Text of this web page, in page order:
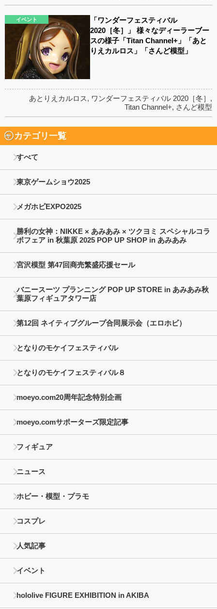
イベント
「ワンダーフェスティバル
2020［冬］」 様々なディーラーブー
スの様子「Titan Channel+」「あと
りえカルロス」「さんど模型」
あとりえカルロス, ワンダーフェスティバル 2020［冬］ ,
Titan Channel+, さんど模型
カテゴリ一覧
すべて
東京ゲームショウ2025
メガホビEXPO2025
勝利の女神：NIKKE × あみあみ × ツクヨミ スペシャルコラ
ボフェア in 秋葉原 2025 POP UP SHOP in あみあみ
宮沢模型 第47回商売繁盛応援セール
バニースーツ プランニング POP UP STORE in あみあみ秋
葉原フィギュアタワー店
第12回 ネイティブグループ合同展示会（エロホビ）
となりのモケイフェスティバル
となりのモケイフェスティバル８
moeyo.com20周年記念特別企画
moeyo.comサポーターズ限定記事
フィギュア
ニュース
ホビー・模型・プラモ
コスプレ
人気記事
イベント
hololive FIGURE EXHIBITION in AKIBA